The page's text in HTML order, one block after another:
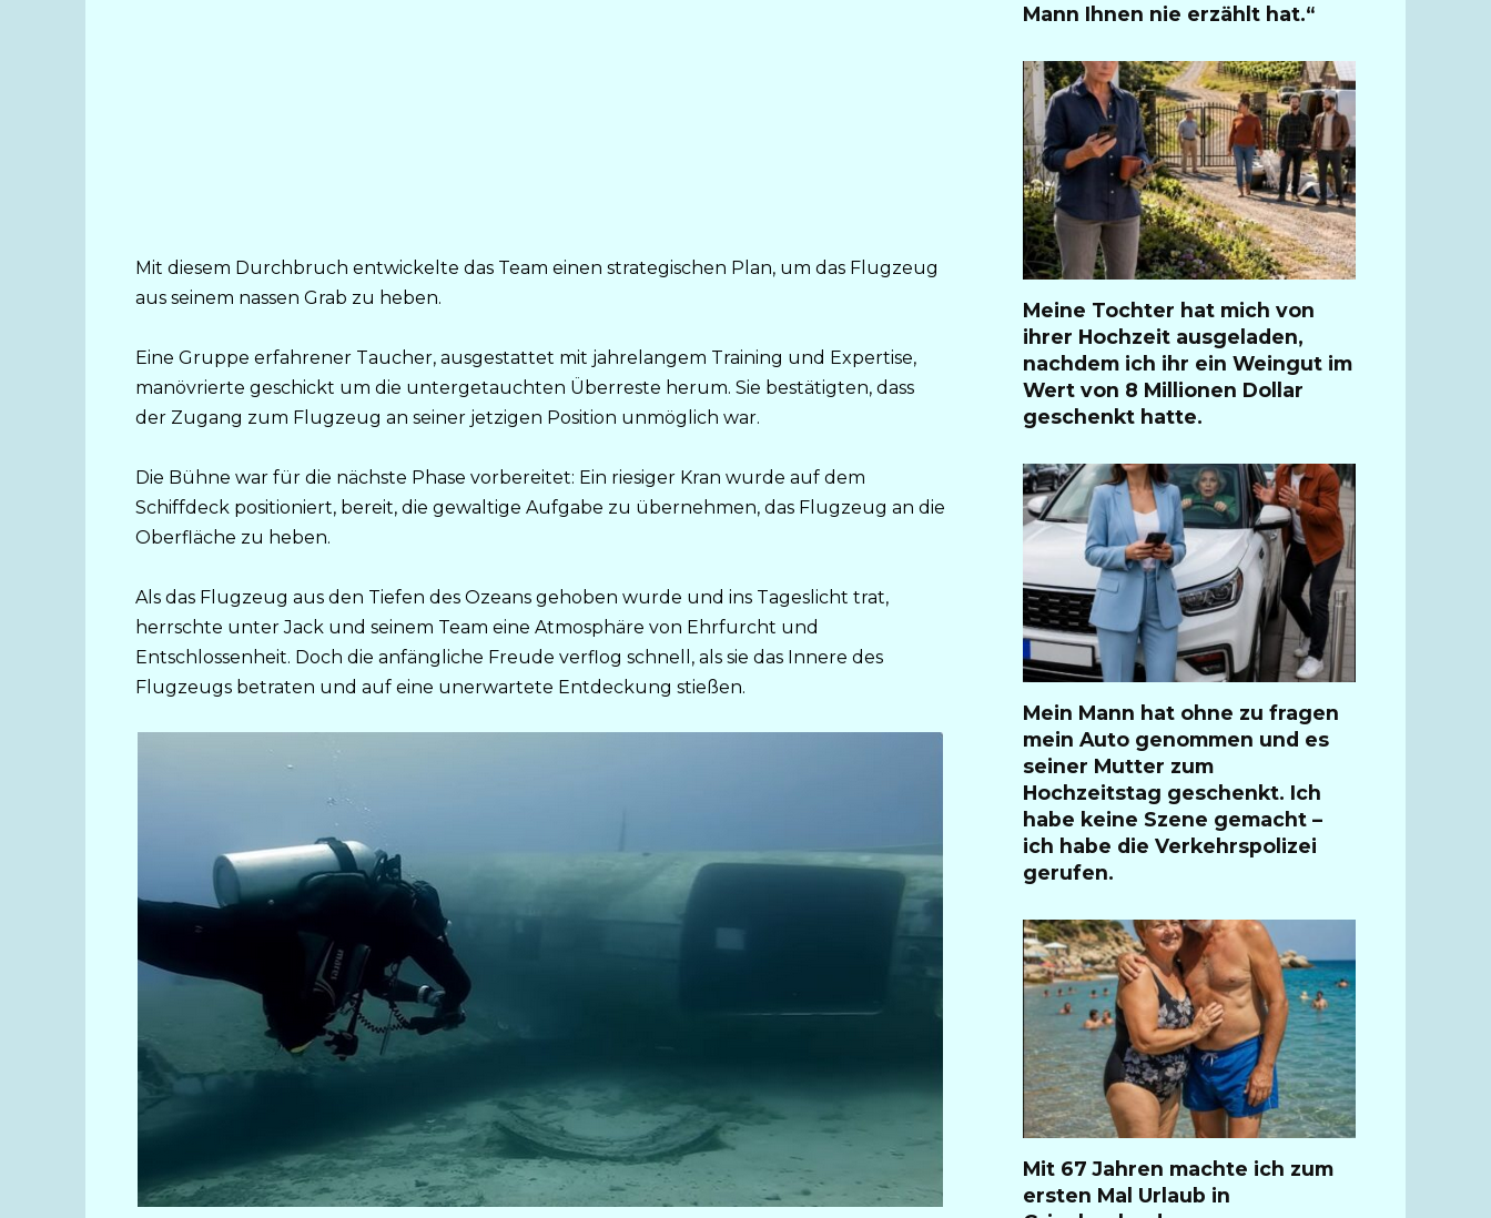
Mit diesem Durchbruch entwickelte das Team einen strategischen Plan, um das Flugzeug
aus seinem nassen Grab zu heben.
Eine Gruppe erfahrener Taucher, ausgestattet mit jahrelangem Training und Expertise,
manövrierte geschickt um die untergetauchten Überreste herum. Sie bestätigten, dass
der Zugang zum Flugzeug an seiner jetzigen Position unmöglich war.
Die Bühne war für die nächste Phase vorbereitet: Ein riesiger Kran wurde auf dem
Schiffdeck positioniert, bereit, die gewaltige Aufgabe zu übernehmen, das Flugzeug an die
Oberfläche zu heben.
Als das Flugzeug aus den Tiefen des Ozeans gehoben wurde und ins Tageslicht trat,
herrschte unter Jack und seinem Team eine Atmosphäre von Ehrfurcht und
Entschlossenheit. Doch die anfängliche Freude verflog schnell, als sie das Innere des
Flugzeugs betraten und auf eine unerwartete Entdeckung stießen.
Mann Ihnen nie erzählt hat.“
Meine Tochter hat mich von
ihrer Hochzeit ausgeladen,
nachdem ich ihr ein Weingut im
Wert von 8 Millionen Dollar
geschenkt hatte.
Mein Mann hat ohne zu fragen
mein Auto genommen und es
seiner Mutter zum
Hochzeitstag geschenkt. Ich
habe keine Szene gemacht –
ich habe die Verkehrspolizei
gerufen.
Mit 67 Jahren machte ich zum
ersten Mal Urlaub in